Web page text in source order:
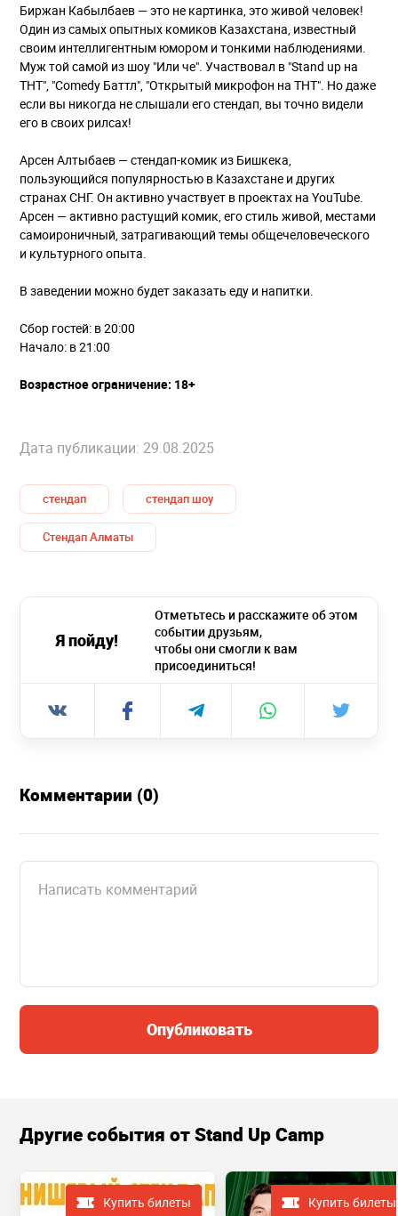
Биржан Кабылбаев — это не картинка, это живой человек!
Один из самых опытных комиков Казахстана, известный
своим интеллигентным юмором и тонкими наблюдениями.
Муж той самой из шоу "Или че". Участвовал в "Stand up на
ТНТ", "Comedy Баттл", "Открытый микрофон на ТНТ". Но даже
если вы никогда не слышали его стендап, вы точно видели
его в своих рилсах!
Арсен Алтыбаев — стендап-комик из Бишкека,
пользующийся популярностью в Казахстане и других
странах СНГ. Он активно участвует в проектах на YouTube.
Арсен — активно растущий комик, его стиль живой, местами
самоироничный, затрагивающий темы общечеловеческого
и культурного опыта.
В заведении можно будет заказать еду и напитки.
Сбор гостей: в 20:00
Начало: в 21:00
Возрастное ограничение: 18+
Дата публикации: 29.08.2025
стендап стендап шоу
Стендап Алматы
Я пойду!
Отметьтесь и расскажите об этом
событии друзьям,
чтобы они смогли к вам
присоединиться!
Комментарии (0)
Опубликовать
Другие cобытия от Stand Up Camp
Купить билеты Купить билеты